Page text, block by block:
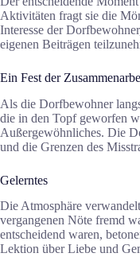
Aktivitäten fragt sie die
Interesse der
eigenen Beiträgen
Ein Fest der
Als die Dorfbewohner
die in den Topf geworfen
Außergewöhnliches. Die
und die Grenzen des
Gelerntes
Die Atmosphäre
vergangenen Nöte fremd
entscheidend waren,
Lektion über Liebe und